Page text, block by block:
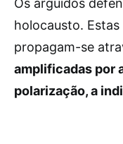
Os arguidos
holocausto.
propagam-se
amplificadas por
polarização, a